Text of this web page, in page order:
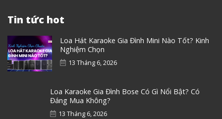
Tin tức hot
Loa Hát Karaoke Gia Đình Mini Nào Tốt? Kinh
Nghiệm Chọn
13 Tháng 6, 2026
Loa Karaoke Gia Đình Bose Có Gì Nổi Bật? Có
Đáng Mua Không?
13 Tháng 6, 2026